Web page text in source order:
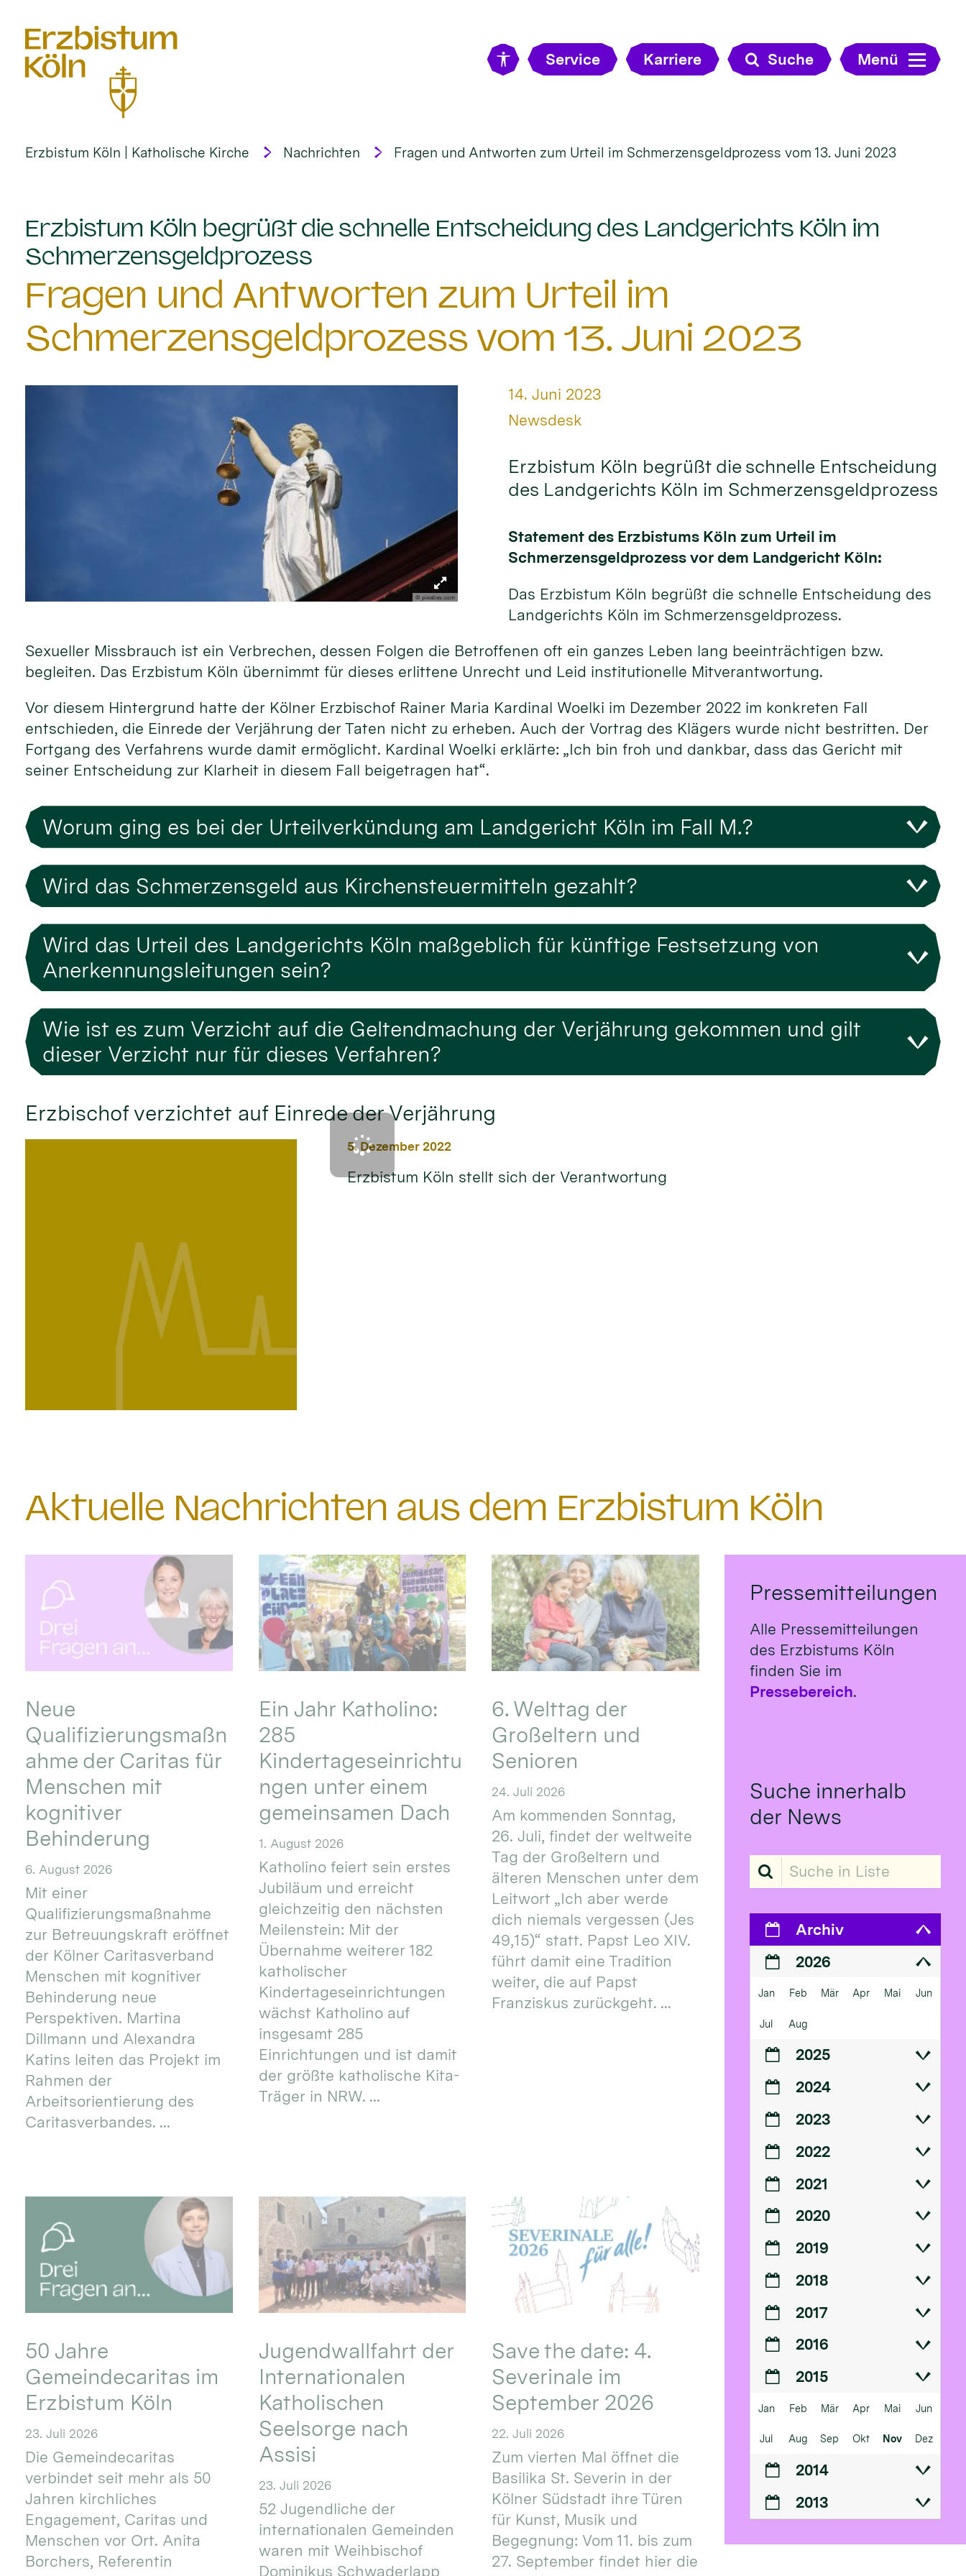
Service Karriere Suche Menü
Erzbistum Köln | Katholische Kirche Nachrichten Fragen und Antworten zum Urteil im Schmerzensgeldprozess vom 13. Juni 2023
Erzbistum Köln begrüßt die schnelle Entscheidung des Landgerichts Köln im
Schmerzensgeldprozess
Fragen und Antworten zum Urteil im
Schmerzensgeldprozess vom 13. Juni 2023
© pixabay.com
Datum:
14. Juni 2023
Von:
Newsdesk
Erzbistum Köln begrüßt die schnelle Entscheidung
des Landgerichts Köln im Schmerzensgeldprozess
Statement des Erzbistums Köln zum Urteil im
Schmerzensgeldprozess vor dem Landgericht Köln:
Das Erzbistum Köln begrüßt die schnelle Entscheidung des
Landgerichts Köln im Schmerzensgeldprozess.
Sexueller Missbrauch ist ein Verbrechen, dessen Folgen die Betroffenen oft ein ganzes Leben lang beeinträchtigen bzw.
begleiten. Das Erzbistum Köln übernimmt für dieses erlittene Unrecht und Leid institutionelle Mitverantwortung.
Vor diesem Hintergrund hatte der Kölner Erzbischof Rainer Maria Kardinal Woelki im Dezember 2022 im konkreten Fall
entschieden, die Einrede der Verjährung der Taten nicht zu erheben. Auch der Vortrag des Klägers wurde nicht bestritten. Der
Fortgang des Verfahrens wurde damit ermöglicht. Kardinal Woelki erklärte: „Ich bin froh und dankbar, dass das Gericht mit
seiner Entscheidung zur Klarheit in diesem Fall beigetragen hat“.
Worum ging es bei der Urteilverkündung am Landgericht Köln im Fall M.?
Wird das Schmerzensgeld aus Kirchensteuermitteln gezahlt?
Wird das Urteil des Landgerichts Köln maßgeblich für künftige Festsetzung von
Anerkennungsleitungen sein?
Wie ist es zum Verzicht auf die Geltendmachung der Verjährung gekommen und gilt
dieser Verzicht nur für dieses Verfahren?
Erzbischof verzichtet auf Einrede der Verjährung
5. Dezember 2022
Erzbistum Köln stellt sich der Verantwortung
Aktuelle Nachrichten aus dem Erzbistum Köln
Neue
Qualifizierungsmaßn
ahme der Caritas für
Menschen mit
kognitiver
Behinderung
6. August 2026
Mit einer
Qualifizierungsmaßnahme
zur Betreuungskraft eröffnet
der Kölner Caritasverband
Menschen mit kognitiver
Behinderung neue
Perspektiven. Martina
Dillmann und Alexandra
Katins leiten das Projekt im
Rahmen der
Arbeitsorientierung des
Caritasverbandes. ...
Ein Jahr Katholino:
285
Kindertageseinrichtu
ngen unter einem
gemeinsamen Dach
1. August 2026
Katholino feiert sein erstes
Jubiläum und erreicht
gleichzeitig den nächsten
Meilenstein: Mit der
Übernahme weiterer 182
katholischer
Kindertageseinrichtungen
wächst Katholino auf
insgesamt 285
Einrichtungen und ist damit
der größte katholische Kita-
Träger in NRW. ...
6. Welttag der
Großeltern und
Senioren
24. Juli 2026
Am kommenden Sonntag,
26. Juli, findet der weltweite
Tag der Großeltern und
älteren Menschen unter dem
Leitwort „Ich aber werde
dich niemals vergessen (Jes
49,15)“ statt. Papst Leo XIV.
führt damit eine Tradition
weiter, die auf Papst
Franziskus zurückgeht. ...
50 Jahre
Gemeindecaritas im
Erzbistum Köln
23. Juli 2026
Die Gemeindecaritas
verbindet seit mehr als 50
Jahren kirchliches
Engagement, Caritas und
Menschen vor Ort. Anita
Borchers, Referentin
Jugendwallfahrt der
Internationalen
Katholischen
Seelsorge nach
Assisi
23. Juli 2026
52 Jugendliche der
internationalen Gemeinden
waren mit Weihbischof
Dominikus Schwaderlapp
Save the date: 4.
Severinale im
September 2026
22. Juli 2026
Zum vierten Mal öffnet die
Basilika St. Severin in der
Kölner Südstadt ihre Türen
für Kunst, Musik und
Begegnung: Vom 11. bis zum
27. September findet hier die
Pressemitteilungen
Alle Pressemitteilungen
des Erzbistums Köln
finden Sie im
Pressebereich.
Suche innerhalb
der News
Suche in Liste
Archiv
2026
Jan Feb Mär Apr Mai Jun
Jul Aug
2025
2024
2023
2022
2021
2020
2019
2018
2017
2016
2015
Jan Feb Mär Apr Mai Jun
Jul Aug Sep Okt Nov Dez
2014
2013